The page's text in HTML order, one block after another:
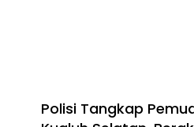
Polisi Tangkap